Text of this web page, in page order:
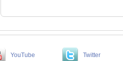
YouTube Twitter